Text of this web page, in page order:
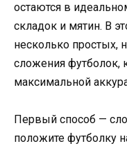
остаются в
складок и мятин. В
несколько простых,
сложения футболок,
максимальной
Первый способ —
положите футболку